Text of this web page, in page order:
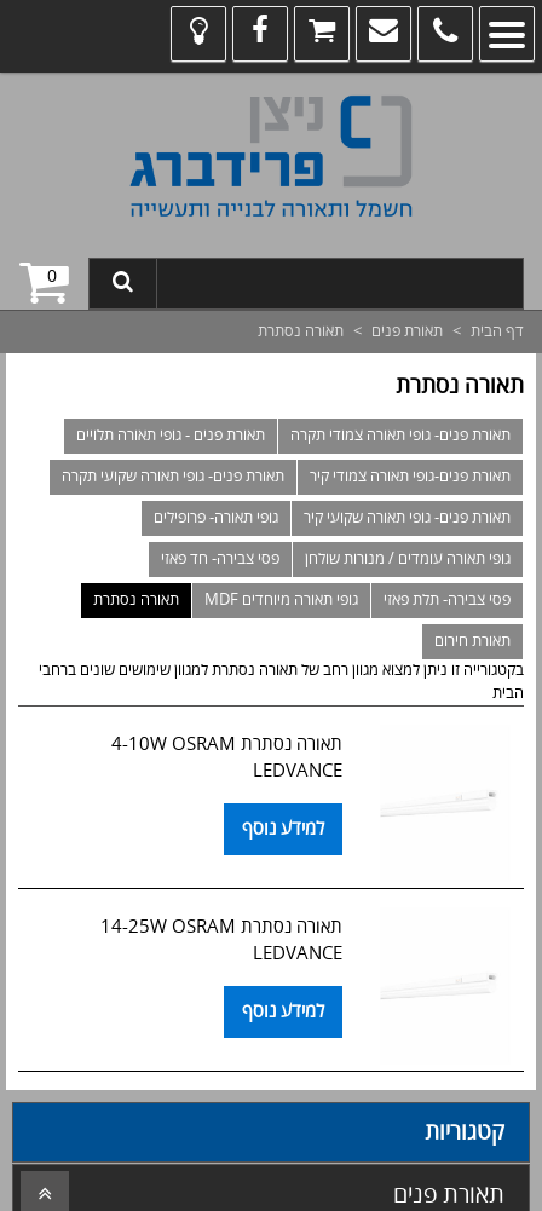
0
דף הבית > תאורת פנים > תאורה נסתרת
תאורה נסתרת
תאורת פנים- גופי תאורה צמודי תקרה תאורת פנים - גופי תאורה תלויים
תאורת פנים-גופי תאורה צמודי קיר תאורת פנים- גופי תאורה שקועי תקרה
תאורת פנים- גופי תאורה שקועי קיר גופי תאורה- פרופילים
גופי תאורה עומדים / מנורות שולחן פסי צבירה- חד פאזי
פסי צבירה- תלת פאזי גופי תאורה מיוחדים MDF תאורה נסתרת
תאורת חירום
בקטגורייה זו ניתן למצוא מגוון רחב של תאורה נסתרת למגוון שימושים שונים ברחבי
הבית
תאורה נסתרת 4-10W OSRAM
LEDVANCE
למידע נוסף
תאורה נסתרת 14-25W OSRAM
LEDVANCE
למידע נוסף
קטגוריות
תאורת פנים